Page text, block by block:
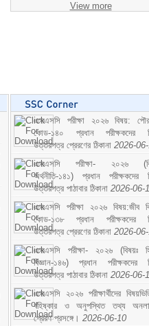
View more
এসএসসি পরীক্ষা ২০২৬ বিষয়:
কোড-১৪০ প্রধান পরীক্ষকদের
উত্তরপত্র প্রেরণের ঠিকানা 2026-
এসএসসি পরীক্ষা- ২০২৬
অর্থনীতি-১৪১) প্রধান পরীক্ষকদের
উত্তরপত্র পাঠাবার ঠিকানা 2026-06-
এসএসসি পরীক্ষা ২০২৬ বিষয়:জীব
কোড-১৩৮ প্রধান পরীক্ষকদের
উত্তরপত্র প্রেরণের ঠিকানা 2026-
এসএসসি পরীক্ষা- ২০২৬ (বিষয়ঃ
বিজ্ঞান-১৪৬) প্রধান পরীক্ষকদের
উত্তরপত্র পাঠাবার ঠিকানা 2026-06-
এসএসসি ২০২৬ পরীক্ষার্থীদের
বহিষ্কার ও অনুপস্থিত তথ্য
প্রেরণ প্রসঙ্গে। 2026-06-10